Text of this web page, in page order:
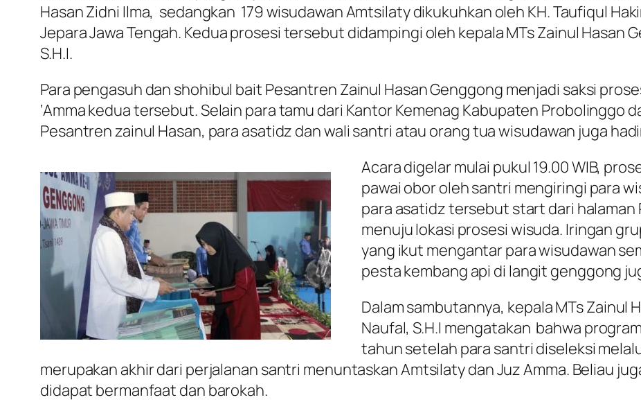
Hasan Zidni Ilma, sedangkan 179 wisudawan Amtsilaty dikukuhkan oleh KH. Taufiqul
Jepara Jawa Tengah. Kedua prosesi tersebut didampingi oleh kepala MTs Zainul Hasan
S.H.I.
Para pengasuh dan shohibul bait Pesantren Zainul Hasan Genggong menjadi saksi
‘Amma kedua tersebut. Selain para tamu dari Kantor Kemenag Kabupaten Probolinggo
Pesantren zainul Hasan, para asatidz dan wali santri atau orang tua wisudawan juga
Acara digelar mulai pukul 19.00 WIB,
pawai obor oleh santri mengiringi para
para asatidz tersebut start dari
menuju lokasi prosesi wisuda. Iringan
yang ikut mengantar para wisudawan
pesta kembang api di langit genggong
Dalam sambutannya, kepala MTs Zainul
Naufal, S.H.I mengatakan bahwa
tahun setelah para santri diseleksi
merupakan akhir dari perjalanan santri menuntaskan Amtsilaty dan Juz Amma. Beliau
didapat bermanfaat dan barokah.